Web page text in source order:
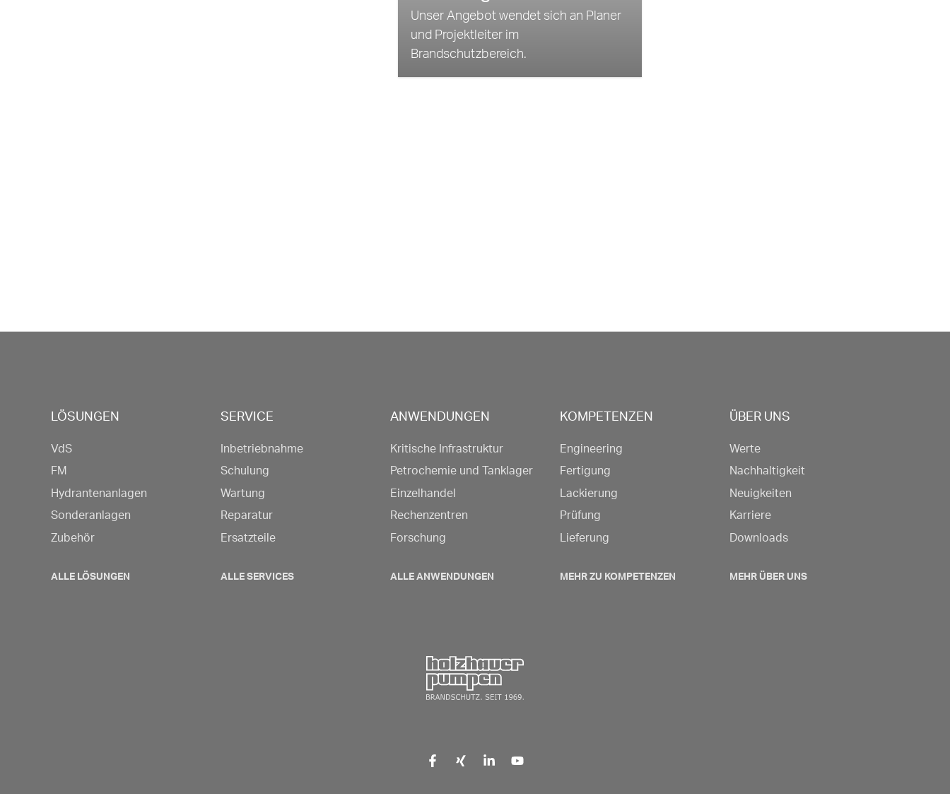
Unser Angebot wendet sich an Planer
und Projektleiter im
Brandschutzbereich.
LÖSUNGEN
VdS
FM
Hydrantenanlagen
Sonderanlagen
Zubehör
ALLE LÖSUNGEN
SERVICE
Inbetriebnahme
Schulung
Wartung
Reparatur
Ersatzteile
ALLE SERVICES
ANWENDUNGEN
Kritische Infrastruktur
Petrochemie und Tanklager
Einzelhandel
Rechenzentren
Forschung
ALLE ANWENDUNGEN
KOMPETENZEN
Engineering
Fertigung
Lackierung
Prüfung
Lieferung
MEHR ZU KOMPETENZEN
ÜBER UNS
Werte
Nachhaltigkeit
Neuigkeiten
Karriere
Downloads
MEHR ÜBER UNS
Zurück zur Startseite